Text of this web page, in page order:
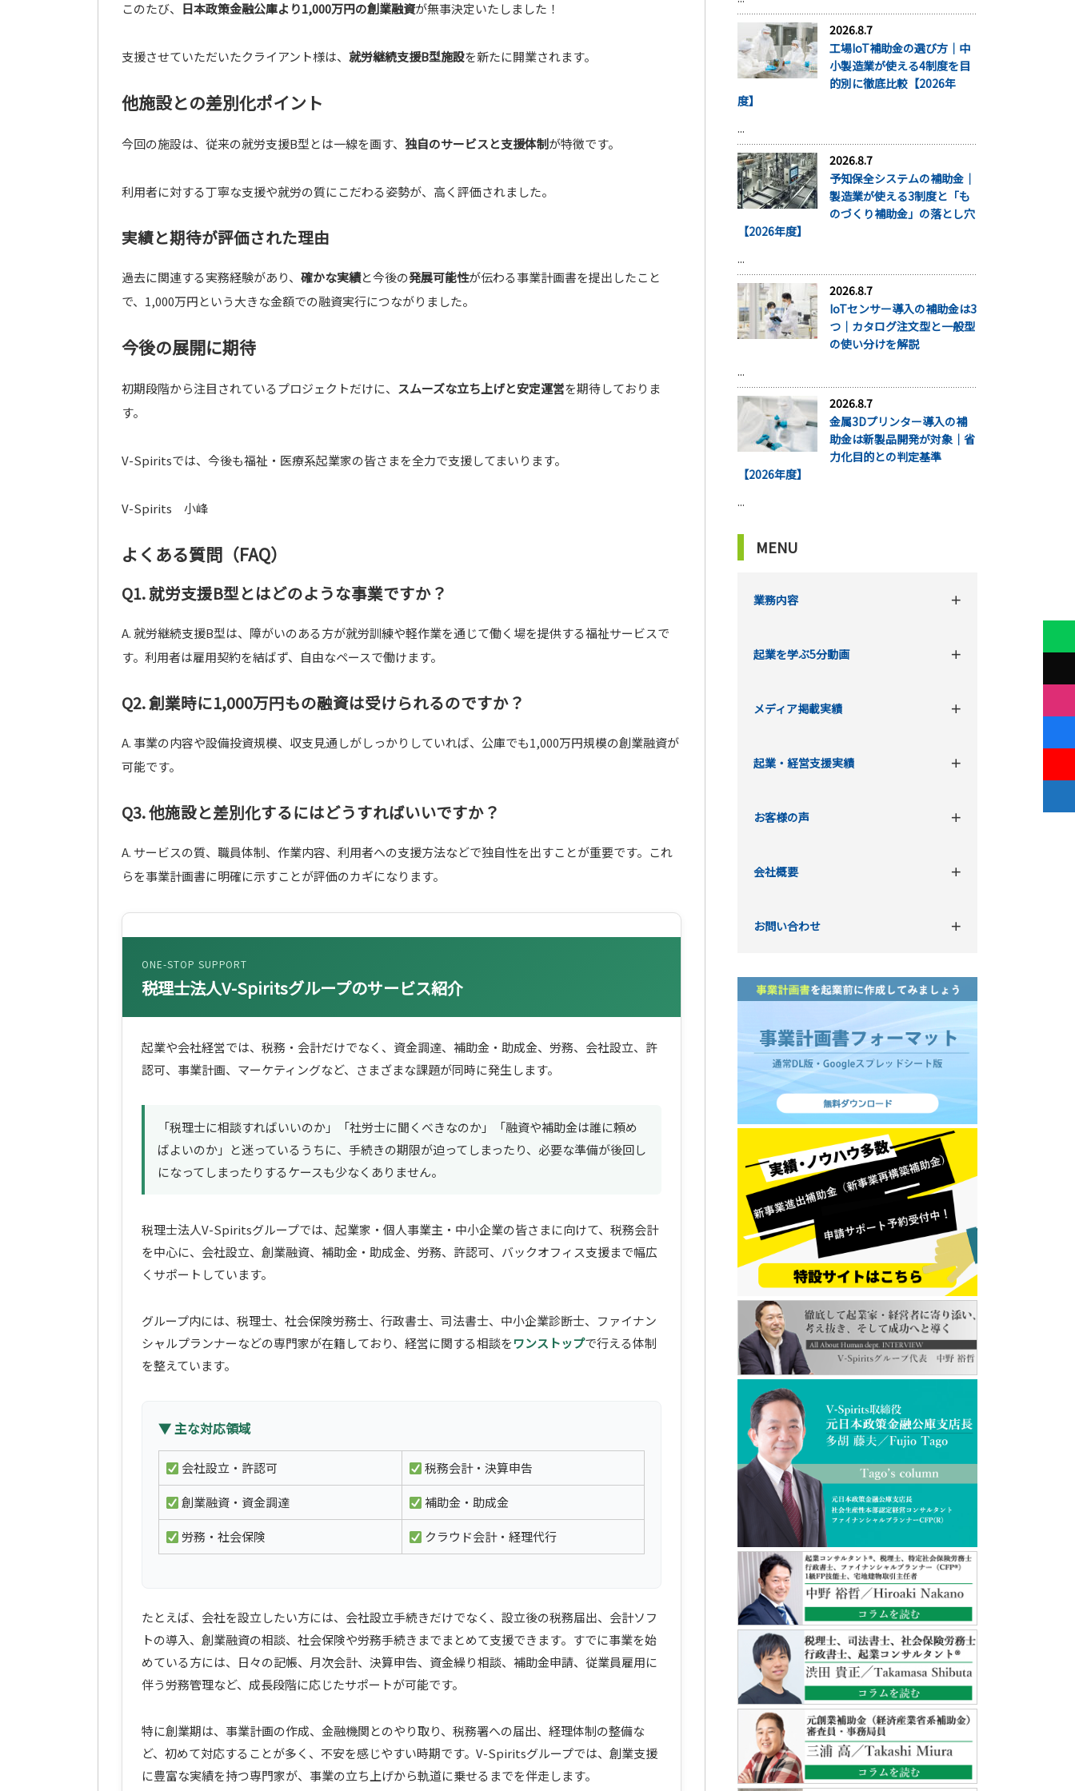
このたび、 日本政策金融公庫より1,000万円の創業融資が無事決定いたしました！
支援させていただいたクライアント様は、 就労継続支援B型施設を新たに開業されます。
他施設との差別化ポイント
今回の施設は、従来の就労支援B型とは一線を画す、 独自のサービスと支援体制が特徴です。
利用者に対する丁寧な支援や就労の質にこだわる姿勢が、高く評価されました。
実績と期待が評価された理由
過去に関連する実務経験があり、 確かな実績と今後の発展可能性が伝わる事業計画書を提出したこと
で、1,000万円という大きな金額での融資実行につながりました。
今後の展開に期待
初期段階から注目されているプロジェクトだけに、 スムーズな立ち上げと安定運営を期待しておりま
す。
V-Spiritsでは、今後も福祉・医療系起業家の皆さまを全力で支援してまいります。
V-Spirits 小峰
よくある質問（FAQ）
Q1. 就労支援B型とはどのような事業ですか？
A. 就労継続支援B型は、障がいのある方が就労訓練や軽作業を通じて働く場を提供する福祉サービスで
す。利用者は雇用契約を結ばず、自由なペースで働けます。
Q2. 創業時に1,000万円もの融資は受けられるのですか？
A. 事業の内容や設備投資規模、収支見通しがしっかりしていれば、公庫でも1,000万円規模の創業融資が
可能です。
Q3. 他施設と差別化するにはどうすればいいですか？
A. サービスの質、職員体制、作業内容、利用者への支援方法などで独自性を出すことが重要です。これ
らを事業計画書に明確に示すことが評価のカギになります。
ONE-STOP SUPPORT
税理士法人V-Spiritsグループのサービス紹介
起業や会社経営では、税務・会計だけでなく、資金調達、補助金・助成金、労務、会社設立、許
認可、事業計画、マーケティングなど、さまざまな課題が同時に発生します。
「税理士に相談すればいいのか」「社労士に聞くべきなのか」「融資や補助金は誰に頼め
ばよいのか」と迷っているうちに、手続きの期限が迫ってしまったり、必要な準備が後回し
になってしまったりするケースも少なくありません。
税理士法人V-Spiritsグループでは、起業家・個人事業主・中小企業の皆さまに向けて、税務会計
を中心に、会社設立、創業融資、補助金・助成金、労務、許認可、バックオフィス支援まで幅広
くサポートしています。
グループ内には、税理士、社会保険労務士、行政書士、司法書士、中小企業診断士、ファイナン
シャルプランナーなどの専門家が在籍しており、経営に関する相談をワンストップで行える体制
を整えています。
▼ 主な対応領域
会社設立・許認可 税務会計・決算申告
創業融資・資金調達 補助金・助成金
労務・社会保険 クラウド会計・経理代行
たとえば、会社を設立したい方には、会社設立手続きだけでなく、設立後の税務届出、会計ソフ
トの導入、創業融資の相談、社会保険や労務手続きまでまとめて支援できます。すでに事業を始
めている方には、日々の記帳、月次会計、決算申告、資金繰り相談、補助金申請、従業員雇用に
伴う労務管理など、成長段階に応じたサポートが可能です。
特に創業期は、事業計画の作成、金融機関とのやり取り、税務署への届出、経理体制の整備な
ど、初めて対応することが多く、不安を感じやすい時期です。V-Spiritsグループでは、創業支援
に豊富な実績を持つ専門家が、事業の立ち上げから軌道に乗せるまでを伴走します。
2026.8.7
工場IoT補助金の選び方｜中
小製造業が使える4制度を目
的別に徹底比較【2026年
度】
...
2026.8.7
予知保全システムの補助金｜
製造業が使える3制度と「も
のづくり補助金」の落とし穴
【2026年度】
...
2026.8.7
IoTセンサー導入の補助金は3
つ｜カタログ注文型と一般型
の使い分けを解説
...
2026.8.7
金属3Dプリンター導入の補
助金は新製品開発が対象｜省
力化目的との判定基準
【2026年度】
...
MENU
業務内容
起業を学ぶ5分動画
メディア掲載実績
起業・経営支援実績
お客様の声
会社概要
お問い合わせ